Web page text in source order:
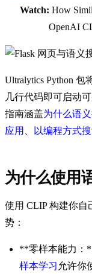
Watch: How
OpenAI
Ultralytics Python
几行代码即可启动
指南涵盖为什么语
应用
以编程方式
为什么使用
使用 CLIP 构建你
势：
**零样本能力：
样本学习 允许你